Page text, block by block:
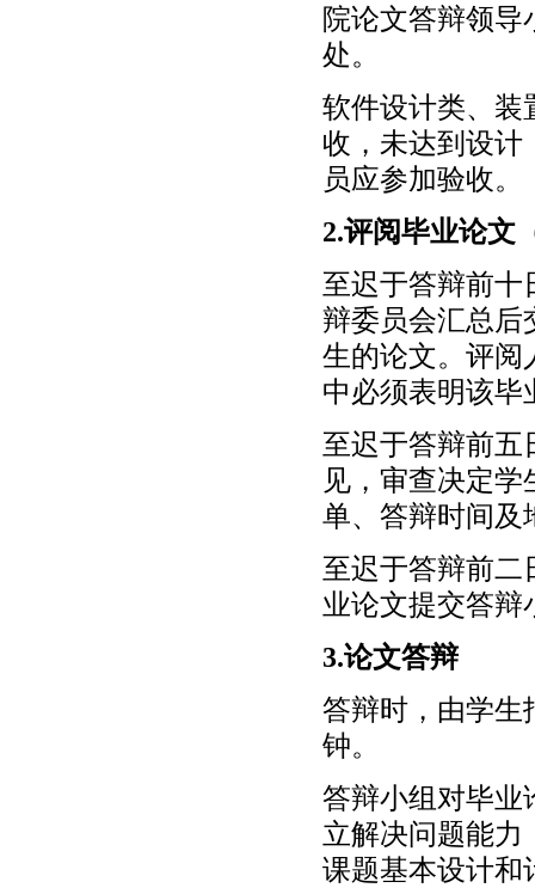
院论文答辩领
处。
软件设计类、装
收，未达到设计
员应参加验收。
2.评阅毕业论文
至迟于答辩前十
辩委员会汇总后
生的论文。评阅
中必须表明该毕
至迟于答辩前五
见，审查决定
单、答辩时间及
至迟于答辩前二
业论文提交答辩
3.论文答辩
答辩时，由学生
钟。
答辩小组对毕业
立解决问题能力
课题基本设计和